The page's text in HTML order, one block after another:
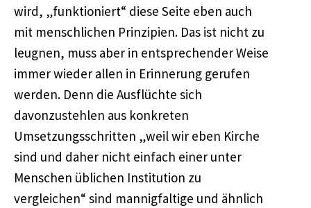
wird, „funktioniert“ diese Seite eben auch
mit menschlichen Prinzipien. Das ist nicht zu
leugnen, muss aber in entsprechender Weise
immer wieder allen in Erinnerung gerufen
werden. Denn die Ausflüchte sich
davonzustehlen aus konkreten
Umsetzungsschritten „weil wir eben Kirche
sind und daher nicht einfach einer unter
Menschen üblichen Institution zu
vergleichen“ sind mannigfaltige und ähnlich